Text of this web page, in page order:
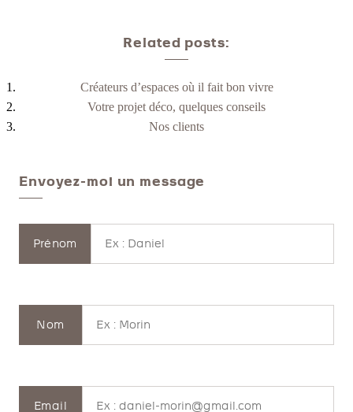
Related posts:
Créateurs d’espaces où il fait bon vivre
Votre projet déco, quelques conseils
Nos clients
Envoyez-moi un message
Prénom
Nom
Email